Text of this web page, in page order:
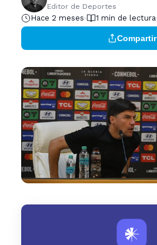
Editor de Deportes
Hace 2 meses 1 min de lectura
Compartir
𒀭